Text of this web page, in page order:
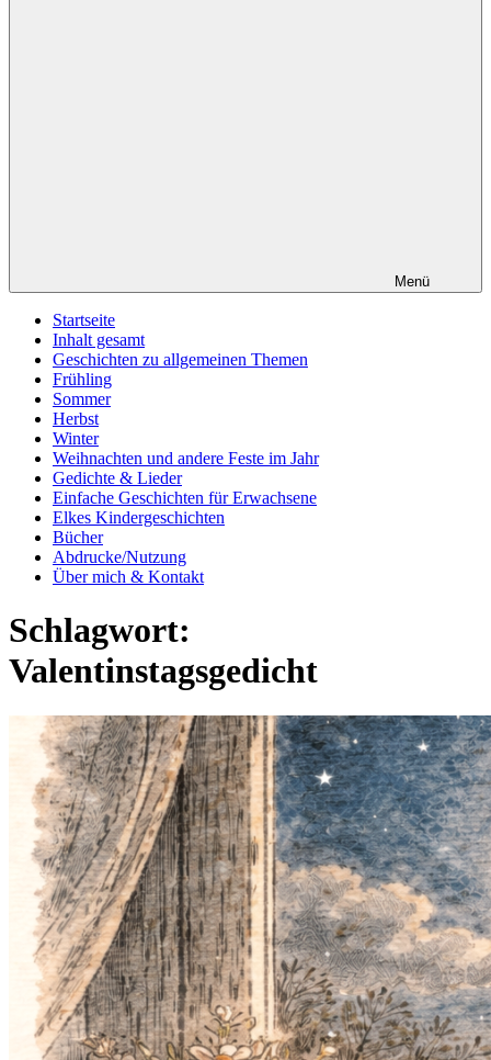
Menü
Startseite
Inhalt gesamt
Geschichten zu allgemeinen Themen
Frühling
Sommer
Herbst
Winter
Weihnachten und andere Feste im Jahr
Gedichte & Lieder
Einfache Geschichten für Erwachsene
Elkes Kindergeschichten
Bücher
Abdrucke/Nutzung
Über mich & Kontakt
Schlagwort:
Valentinstagsgedicht